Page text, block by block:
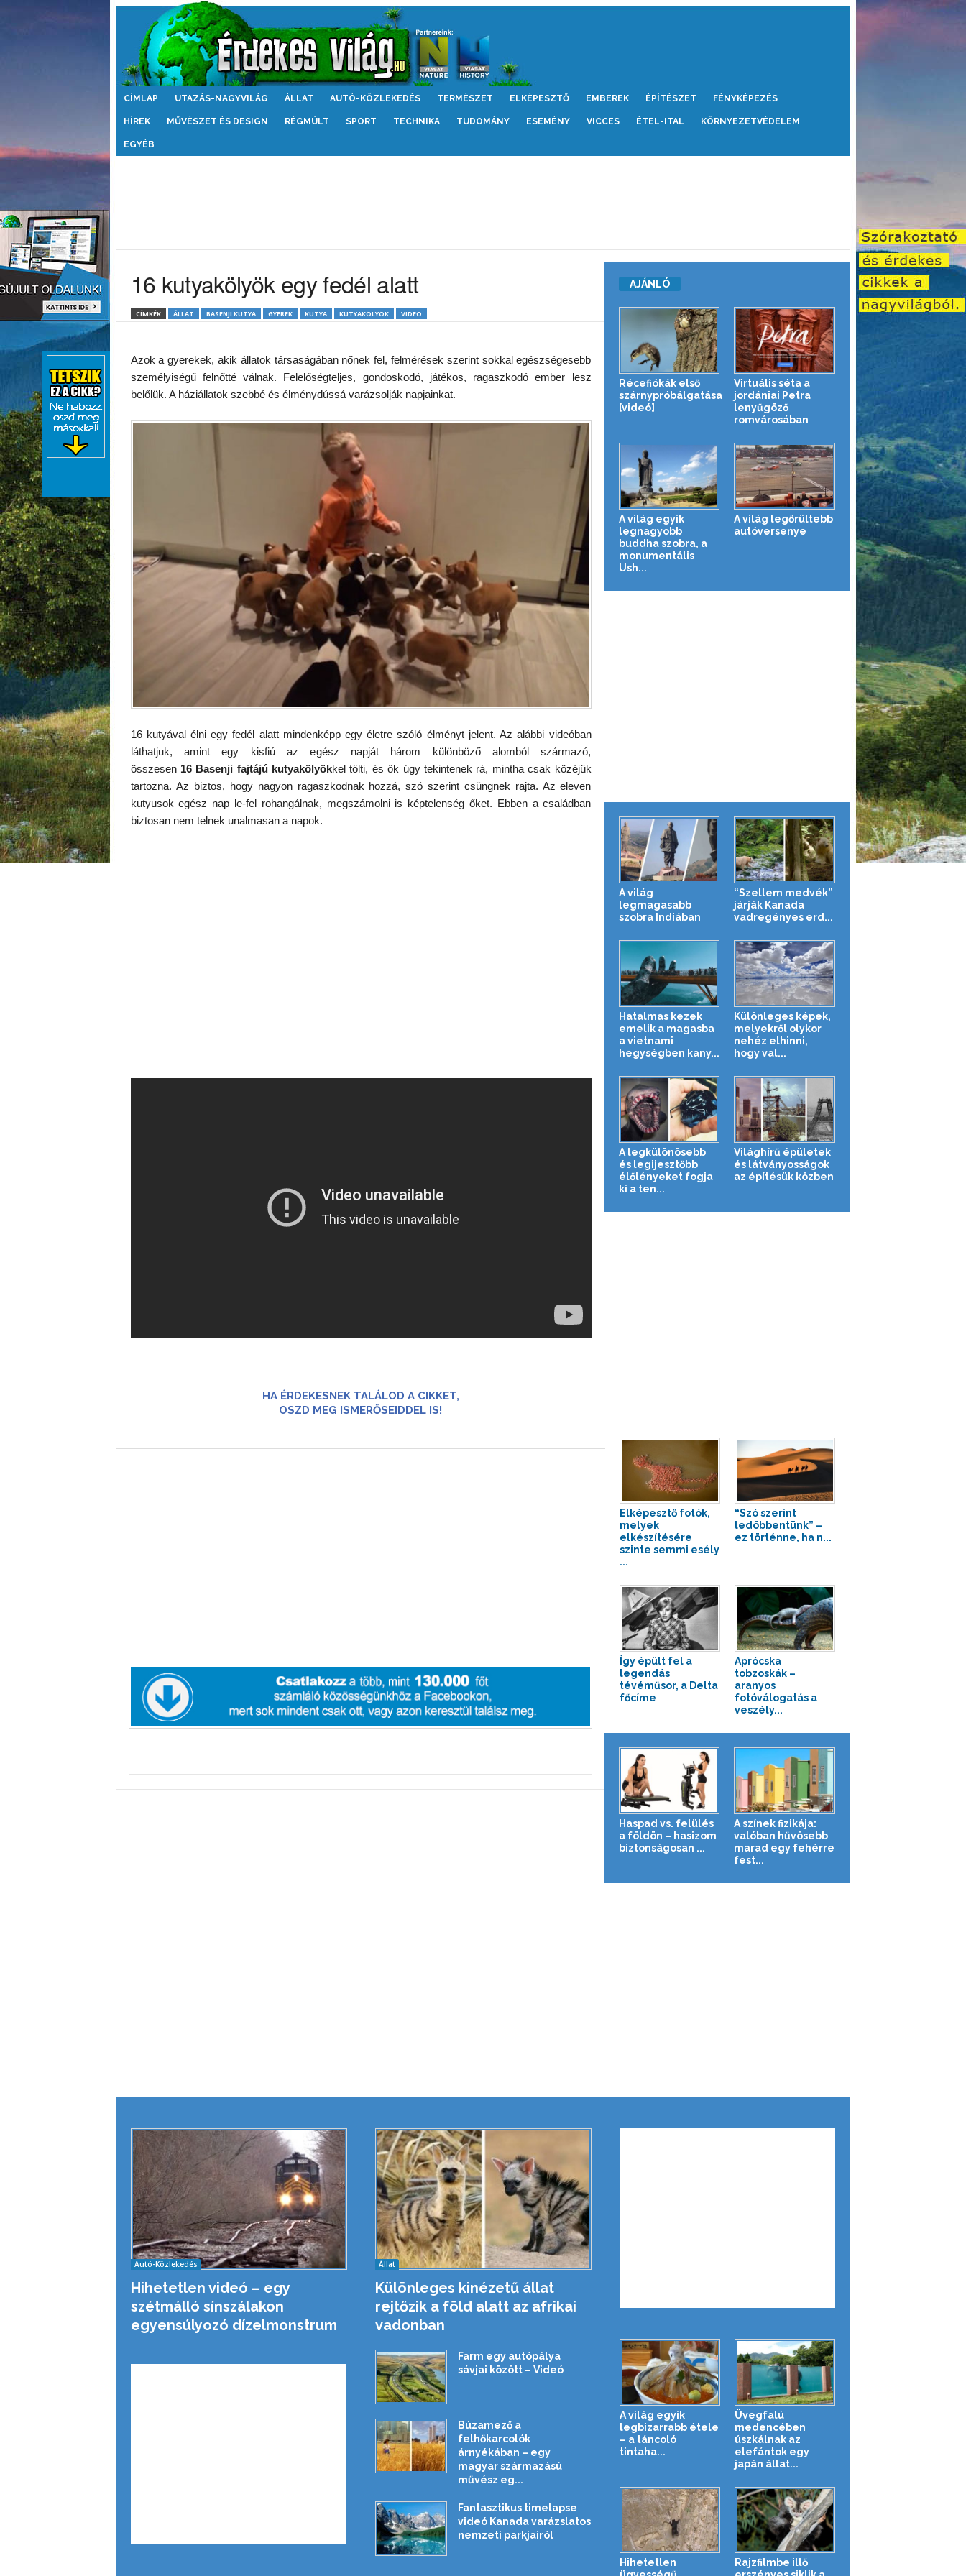
Érdekes
CÍMLAP UTAZÁS-NAGYVILÁG ÁLLAT AUTÓ-KÖZLEKEDÉS TERMÉSZET ELKÉPESZTŐ EMBEREK ÉPÍTÉSZET FÉNYKÉPEZÉS
HÍREK MŰVÉSZET ÉS DESIGN RÉGMÚLT SPORT TECHNIKA TUDOMÁNY ESEMÉNY VICCES ÉTEL-ITAL KÖRNYEZETVÉDELEM
EGYÉB
16 kutyakölyök egy fedél alatt
CÍMKÉK ÁLLAT BASENJI KUTYA GYEREK KUTYA KUTYAKÖLYÖK VIDEO
Azok a gyerekek, akik állatok társaságában nőnek fel, felmérések szerint sokkal egészségesebb
személyiségű felnőtté válnak. Felelőségteljes, gondoskodó, játékos, ragaszkodó ember lesz
belőlük. A háziállatok szebbé és élménydússá varázsolják napjainkat.
16 kutyával élni egy fedél alatt mindenképp egy életre szóló élményt jelent. Az alábbi videóban
láthatjuk, amint egy kisfiú az egész napját három különböző alomból származó,
összesen 16 Basenji fajtájú kutyakölyökkel tölti, és ők úgy tekintenek rá, mintha csak közéjük
tartozna. Az biztos, hogy nagyon ragaszkodnak hozzá, szó szerint csüngnek rajta. Az eleven
kutyusok egész nap le-fel rohangálnak, megszámolni is képtelenség őket. Ebben a családban
biztosan nem telnek unalmasan a napok.
HA ÉRDEKESNEK TALÁLOD A CIKKET,
OSZD MEG ISMERŐSEIDDEL IS!
AJÁNLÓ
Récefiókák első
szárnypróbálgatása
[videó]
Virtuális séta a
jordániai Petra
lenyűgöző
romvárosában
A világ egyik
legnagyobb
buddha szobra, a
monumentális
Ush...
A világ legőrültebb
autóversenye
A világ
legmagasabb
szobra Indiában
“Szellem medvék”
járják Kanada
vadregényes erd...
Hatalmas kezek
emelik a magasba
a vietnami
hegységben kany...
Különleges képek,
melyekről olykor
nehéz elhinni,
hogy val...
A legkülönösebb
és legijesztőbb
élőlényeket fogja
ki a ten...
Világhírű épületek
és látványosságok
az építésük közben
Elképesztő fotók,
melyek
elkészítésére
szinte semmi esély
...
“Szó szerint
ledöbbentünk” –
ez történne, ha n...
Így épült fel a
legendás
tévéműsor, a Delta
főcíme
Aprócska
tobzoskák –
aranyos
fotóválogatás a
veszély...
Haspad vs. felülés
a földön – hasizom
biztonságosan ...
A színek fizikája:
valóban hűvösebb
marad egy fehérre
fest...
Autó-Közlekedés
Hihetetlen videó – egy
szétmálló sínszálakon
egyensúlyozó dízelmonstrum
Állat
Különleges kinézetű állat
rejtőzik a föld alatt az afrikai
vadonban
Farm egy autópálya
sávjai között – Videó
Búzamező a
felhőkarcolók
árnyékában – egy
magyar származású
művész eg...
Fantasztikus timelapse
videó Kanada varázslatos
nemzeti parkjairól
A világ egyik
legbizarrabb étele
– a táncoló
tintaha...
Üvegfalú
medencében
úszkálnak az
elefántok egy
japán állat...
Hihetetlen
Rajzfilmbe illő